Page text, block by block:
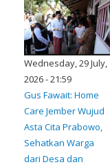
Wednesday, 29 July,
2026 - 21:59
​Gus Fawait: Home
Care Jember Wujud
Asta Cita Prabowo,
Sehatkan Warga
dari Desa dan